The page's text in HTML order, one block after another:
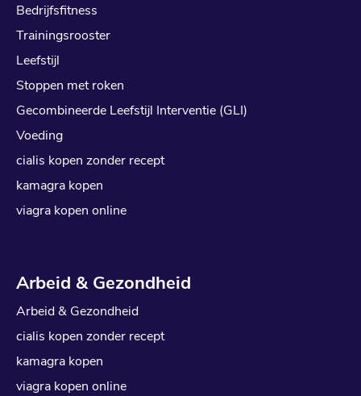
Bedrijfsfitness
Trainingsrooster
Leefstijl
Stoppen met roken
Gecombineerde Leefstijl Interventie (GLI)
Voeding
cialis kopen zonder recept
kamagra kopen
viagra kopen online
Arbeid & Gezondheid
Arbeid & Gezondheid
cialis kopen zonder recept
kamagra kopen
viagra kopen online